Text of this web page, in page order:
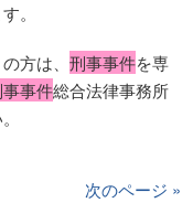
。
方は、刑事事件を専
事件総合法律事務所
次のページ »